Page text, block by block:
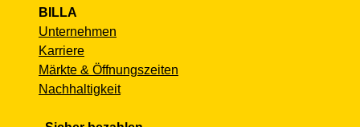
BILLA
Unternehmen
Karriere
Märkte & Öffnungszeiten
Nachhaltigkeit